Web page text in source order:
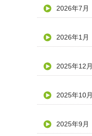
2026年7月
2026年1月
2025年12月
2025年10月
2025年9月